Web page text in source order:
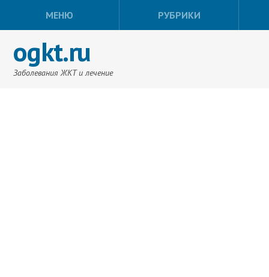
МЕНЮ РУБРИКИ
ogkt.ru
Заболевания ЖКТ и лечение